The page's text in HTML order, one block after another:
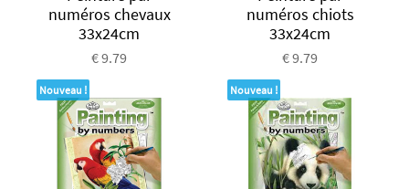
numéros chevaux
33x24cm
€ 9.79
numéros chiots
33x24cm
€ 9.79
Nouveau ! Nouveau !